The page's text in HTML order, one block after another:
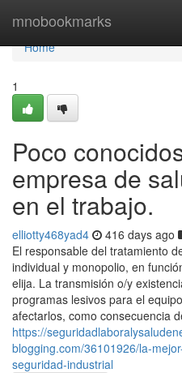
mnobookmarks
Home
Home
1
Poco
empresa de
en el trabajo.
elliotty468yad4 416 days ago
El responsable del tratamiento
individual y monopolio, en
elija. La transmisión o/y
programas lesivos para el
afectarlos, como consecuencia
https://
blogging.com/36101926/la-
seguridad-industrial